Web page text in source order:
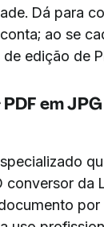
Dá para
ao se
edição de
em
conversor da
por